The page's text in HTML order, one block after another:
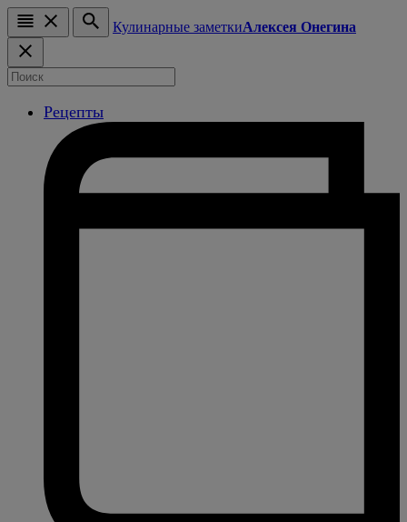
Кулинарные заметкиАлексея Онегина
Рецепты